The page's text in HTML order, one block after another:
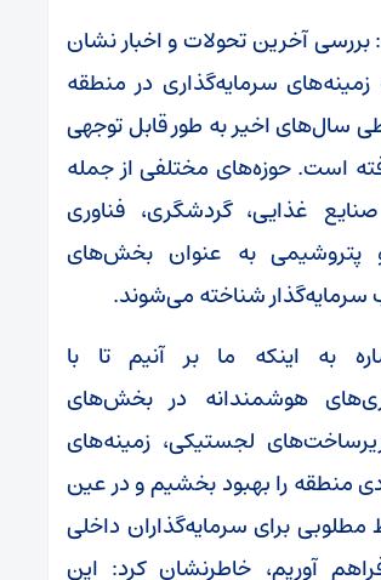
بررسی آخرین تحولات و اخبار نشان
سرمایه‌گذاری در منطقه
طی سال‌های اخیر به طور قابل توجهی
است. حوزه‌های مختلفی از جمله
غذایی، گردشگری، فناوری
پتروشیمی به عنوان بخش‌های
شناخته می‌شوند.
به اینکه ما بر آنیم تا با
هوشمندانه در بخش‌های
لجستیکی، زمینه‌های
منطقه را بهبود بخشیم و در عین
مطلوبی برای سرمایه‌گذاران داخلی
آوریم، خاطرنشان کرد: این